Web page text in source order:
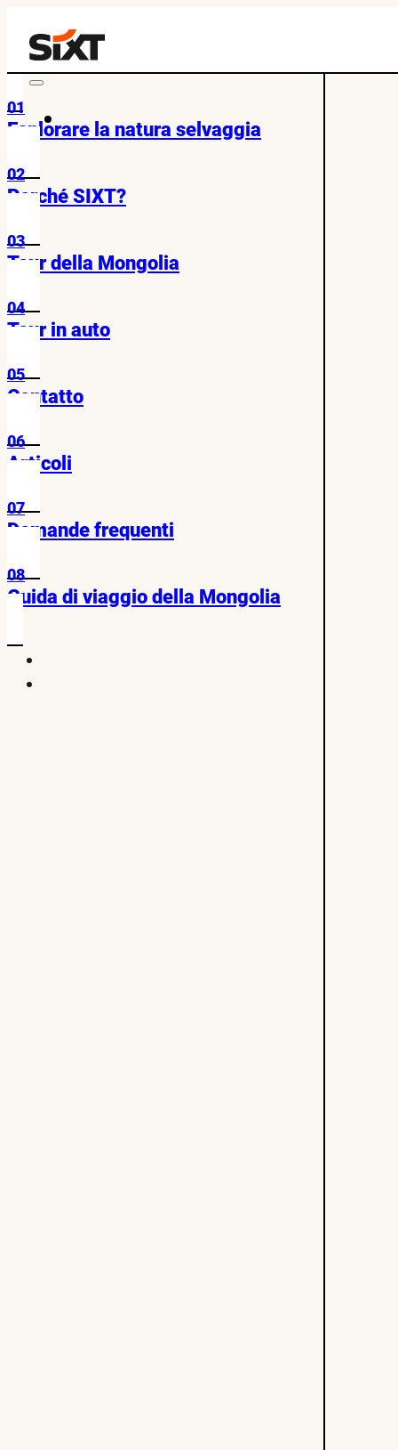
01
Esplorare la natura selvaggia
02
Perché SIXT?
03
Tour della Mongolia
04
Tour in auto
05
Contatto
06
Articoli
07
Domande frequenti
08
Guida di viaggio della Mongolia